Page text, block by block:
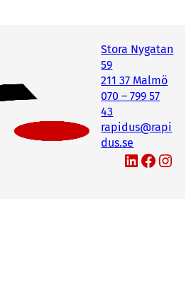
Stora Nygatan
59
211 37 Malmö
070 – 799 57
43
rapidus@rapi
dus.se
LinkedIn Facebook Instagram